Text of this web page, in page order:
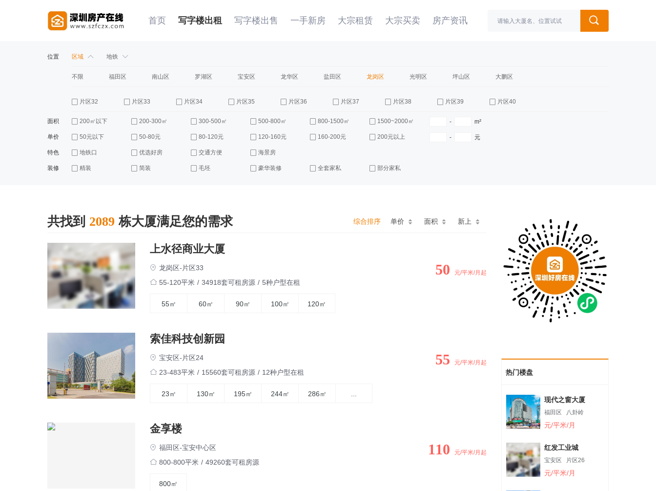
首页 写字楼出租 写字楼出售 一手新房 大宗租赁 大宗买卖 房产资讯
位置 区域 地铁
不限 福田区 南山区 罗湖区 宝安区 龙华区 盐田区 龙岗区 光明区 坪山区 大鹏区
片区32 片区33 片区34 片区35 片区36 片区37 片区38 片区39 片区40
面积 200㎡以下 200-300㎡ 300-500㎡ 500-800㎡ 800-1500㎡ 1500~2000㎡ - m²
单价 50元以下 50-80元 80-120元 120-160元 160-200元 200元以上 - 元
特色 地铁口 优选好房 交通方便 海景房
装修 精装 简装 毛坯 豪华装修 全套家私 部分家私
共找到 2089 栋大厦满足您的需求 综合排序 单价 面积 新上
上水径商业大厦
龙岗区-片区33
55-120平米 / 34918套可租房源 / 5种户型在租
55㎡ 60㎡ 90㎡ 100㎡ 120㎡
50 元/平米/月起
索佳科技创新园
宝安区-片区24
23-483平米 / 15560套可租房源 / 12种户型在租
23㎡ 130㎡ 195㎡ 244㎡ 286㎡
55 元/平米/月起
金享楼
福田区-宝安中心区
800-800平米 / 49260套可租房源
800㎡
110 元/平米/月起
热门楼盘
现代之窗大厦
福田区 八卦岭
元/平米/月
红发工业城
宝安区 片区26
元/平米/月